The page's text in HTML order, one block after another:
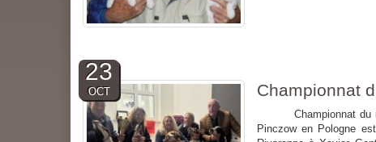
23
OCT Championnat
Championnat du
Pinczow en Pologne